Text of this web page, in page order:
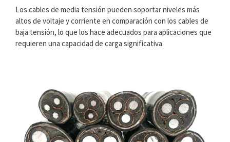
Los cables de media tensión pueden soportar niveles más
altos de voltaje y corriente en comparación con los cables de
baja tensión, lo que los hace adecuados para aplicaciones que
requieren una capacidad de carga significativa.